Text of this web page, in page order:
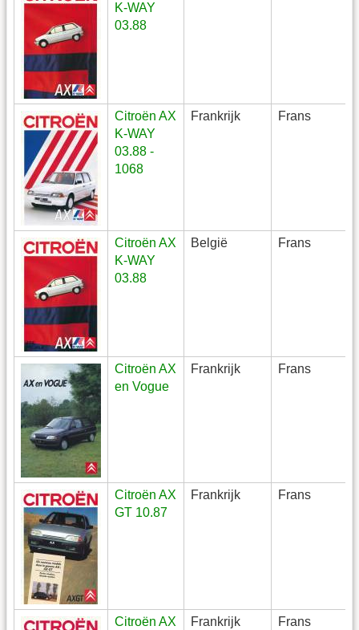
K-WAY
03.88
Citroën AX
K-WAY
03.88 -
1068
Frankrijk Frans
Citroën AX
K-WAY
03.88
België Frans
Citroën AX
en Vogue
Frankrijk Frans
Citroën AX
GT 10.87
Frankrijk Frans
Citroën AX
Frankrijk Frans